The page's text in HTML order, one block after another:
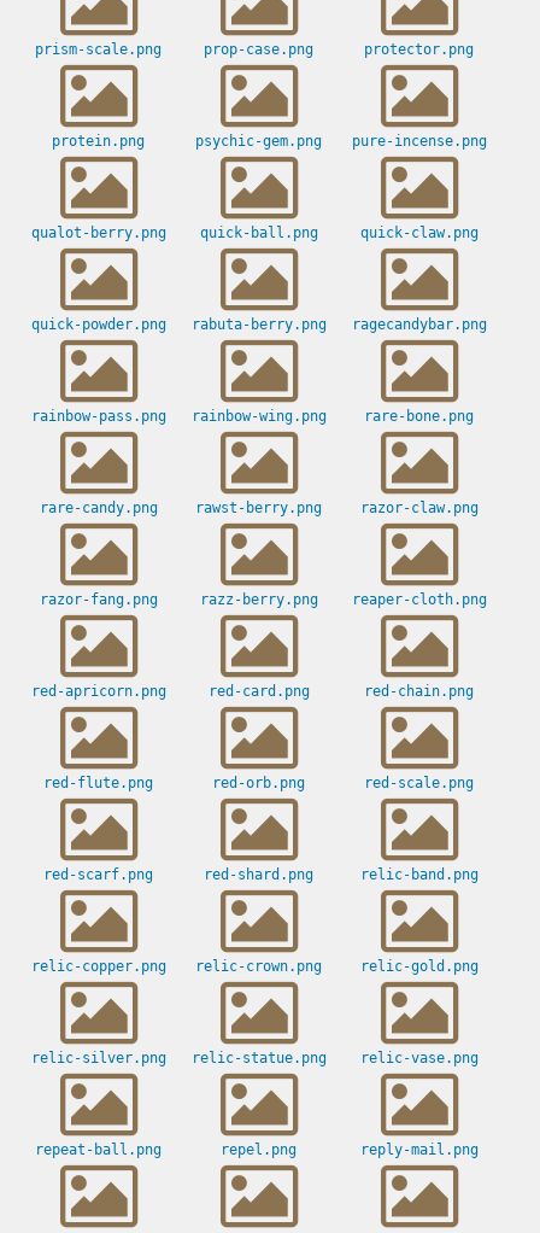
prism-scale.png prop-case.png protector.png
protein.png psychic-gem.png pure-incense.png
qualot-berry.png quick-ball.png quick-claw.png
quick-powder.png rabuta-berry.png ragecandybar.png
rainbow-pass.png rainbow-wing.png rare-bone.png
rare-candy.png rawst-berry.png razor-claw.png
razor-fang.png razz-berry.png reaper-cloth.png
red-apricorn.png red-card.png red-chain.png
red-flute.png red-orb.png red-scale.png
red-scarf.png red-shard.png relic-band.png
relic-copper.png relic-crown.png relic-gold.png
relic-silver.png relic-statue.png relic-vase.png
repeat-ball.png repel.png reply-mail.png